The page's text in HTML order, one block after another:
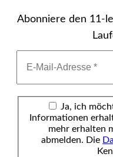
Abonniere den 11-
Ja, ich
Informationen
mehr erhalten
abmelden. Die